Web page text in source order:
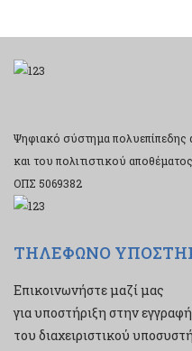
Ψηφιακό σύστημα πολυεπίπεδης
και του πολιτιστικού
ΟΠΣ 5069382
ΤΗΛΕΦΩΝΟ
Επικοινωνήστε μαζί μας
για υποστήριξη στην
του διαχειριστικού